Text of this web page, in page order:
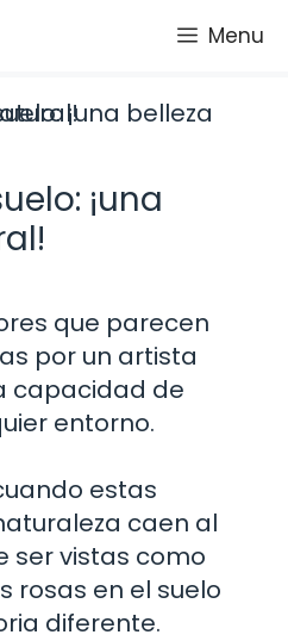
Menu
¡una
que parecen
por un artista
capacidad de
entorno.
estas
caen al
ser vistas como
rosas en el suelo
diferente.